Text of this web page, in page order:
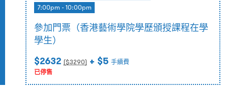
7:00pm - 10:00pm
參加門票（香港藝術學院學歷頒授課程在學
學生）
$2632 ($3290) + $5 手續費
已停售